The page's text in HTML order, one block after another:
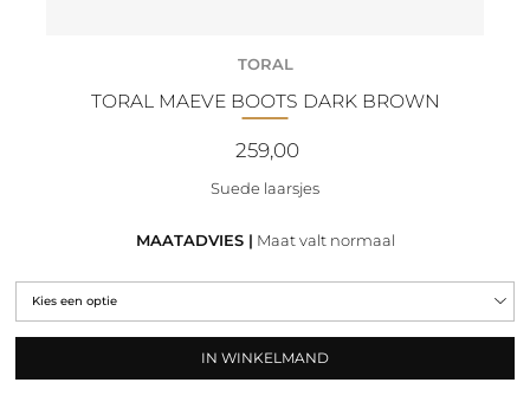
TORAL
TORAL MAEVE BOOTS DARK BROWN
259,00
Suede laarsjes
MAATADVIES | Maat valt normaal
IN WINKELMAND